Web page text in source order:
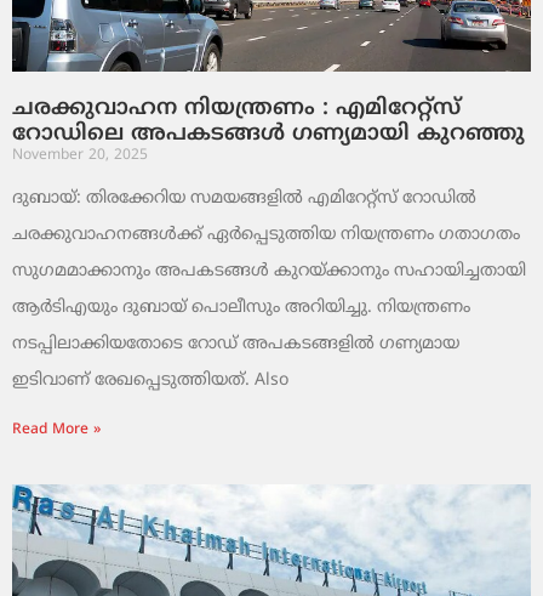
ചരക്കുവാഹന നിയന്ത്രണം : എമിറേറ്റ്സ്
റോഡിലെ അപകടങ്ങൾ ഗണ്യമായി കുറഞ്ഞു
November 20, 2025
ദുബായ്: തിരക്കേറിയ സമയങ്ങളിൽ എമിറേറ്റ്സ് റോഡിൽ
ചരക്കുവാഹനങ്ങൾക്ക് ഏർപ്പെടുത്തിയ നിയന്ത്രണം ഗതാഗതം
സുഗമമാക്കാനും അപകടങ്ങൾ കുറയ്ക്കാനും സഹായിച്ചതായി
ആർടിഎയും ദുബായ് പൊലീസും അറിയിച്ചു. നിയന്ത്രണം
നടപ്പിലാക്കിയതോടെ റോഡ് അപകടങ്ങളിൽ ഗണ്യമായ
ഇടിവാണ് രേഖപ്പെടുത്തിയത്. Also
Read More »